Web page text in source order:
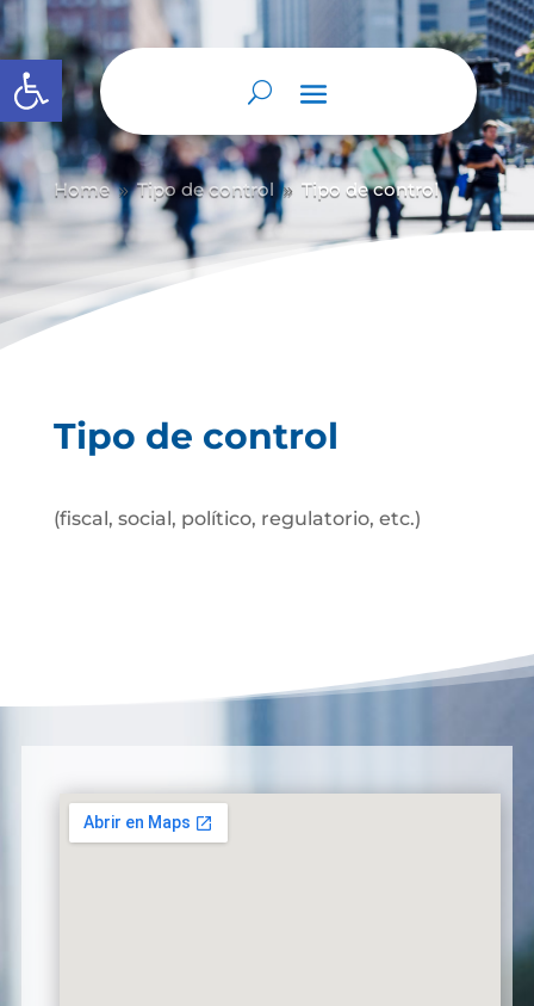
Abrir barra de herramientas
Home 9 Tipo de control 9 Tipo de control
Tipo de control
(fiscal, social, político, regulatorio, etc.)